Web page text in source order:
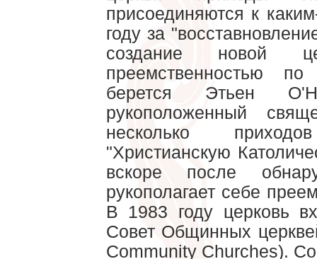
присоединяются к
году за
создание новой
преемственностью
берется Этьен
рукоположенный
несколько
"Христианскую
вскоре после
рукополагает себе
В 1983 году церковь
Совет Общинных
Community Churches).